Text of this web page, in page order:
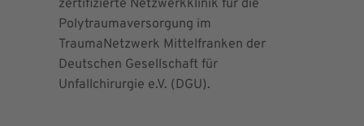
zertifizierte Netzwerkklinik für die
Polytraumaversorgung im
TraumaNetzwerk Mittelfranken der
Deutschen Gesellschaft für
Unfallchirurgie e.V. (DGU).